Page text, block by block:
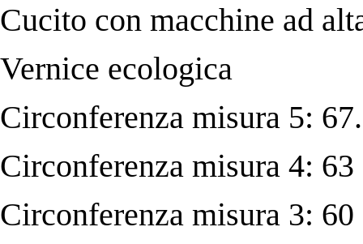
Cucito con macchine ad
Vernice ecologica
Circonferenza misura 5:
Circonferenza misura 4: 63
Circonferenza misura 3: 60